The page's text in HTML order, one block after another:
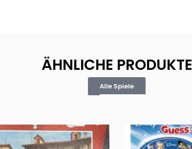
ÄHNLICHE PRODUKTE
Alle Spiele